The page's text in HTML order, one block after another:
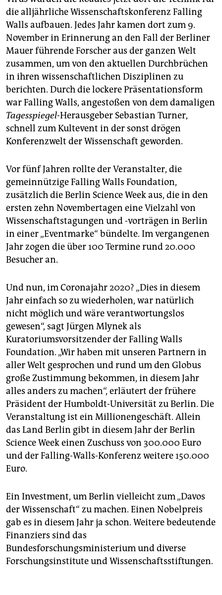
die alljährliche Wissenschaftskonferenz Falling
Walls aufbauen. Jedes Jahr kamen dort zum 9.
November in Erinnerung an den Fall der Berliner
Mauer führende Forscher aus der ganzen Welt
zusammen, um von den aktuellen Durchbrüchen
in ihren wissenschaftlichen Disziplinen zu
berichten. Durch die lockere Präsentationsform
war Falling Walls, angestoßen von dem damaligen
Tagesspiegel-Herausgeber Sebastian Turner,
schnell zum Kultevent in der sonst drögen
Konferenzwelt der Wissenschaft geworden.
Vor fünf Jahren rollte der Veranstalter, die
gemeinnützige Falling Walls Foundation,
zusätzlich die Berlin Science Week aus, die in den
ersten zehn Novembertagen eine Vielzahl von
Wissenschaftstagungen und -vorträgen in Berlin
in einer „Eventmarke“ bündelte. Im vergangenen
Jahr zogen die über 100 Termine rund 20.000
Besucher an.
Und nun, im Coronajahr 2020? „Dies in diesem
Jahr einfach so zu wiederholen, war natürlich
nicht möglich und wäre verantwortungslos
gewesen“, sagt Jürgen Mlynek als
Kuratoriumsvorsitzender der Falling Walls
Foundation. „Wir haben mit unseren Partnern in
aller Welt gesprochen und rund um den Globus
große Zustimmung bekommen, in diesem Jahr
alles anders zu machen“, erläutert der frühere
Präsident der Humboldt-Universität zu Berlin. Die
Veranstaltung ist ein Millionengeschäft. Allein
das Land Berlin gibt in diesem Jahr der Berlin
Science Week einen Zuschuss von 300.000 Euro
und der Falling-Walls-Konferenz weitere 150.000
Euro.
Ein Investment, um Berlin vielleicht zum „Davos
der Wissenschaft“ zu machen. Einen Nobelpreis
gab es in diesem Jahr ja schon. Weitere bedeutende
Finanziers sind das
Bundesforschungsministerium und diverse
Forschungsinstitute und Wissenschaftsstiftungen.